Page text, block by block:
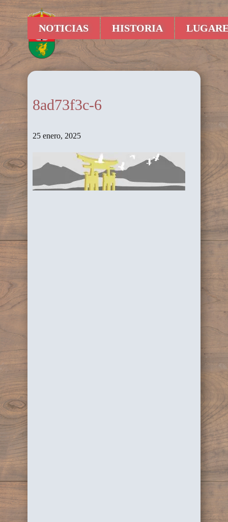
NOTICIAS HISTORIA
8ad73f3c-6
25 enero, 2025